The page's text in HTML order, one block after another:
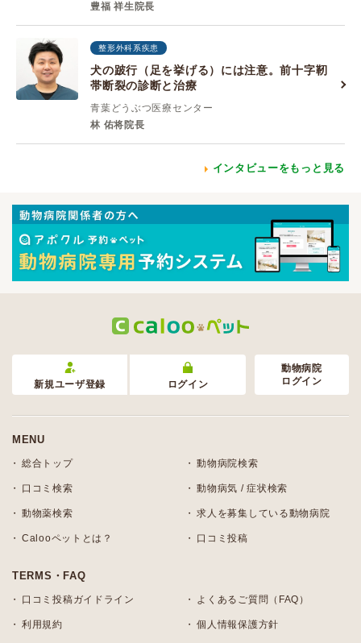
豊福 祥生院長
整形外科系疾患
犬の跛行（足を挙げる）には注意。前十字靭
帯断裂の診断と治療
青葉どうぶつ医療センター
林 佑将院長
インタビューをもっと見る
新規ユーザ登録 ログイン
動物病院
ログイン
MENU
総合トップ 動物病院検索
口コミ検索 動物病気 / 症状検索
動物薬検索 求人を募集している動物病院
Calooペットとは？ 口コミ投稿
TERMS・FAQ
口コミ投稿ガイドライン よくあるご質問（FAQ）
利用規約 個人情報保護方針